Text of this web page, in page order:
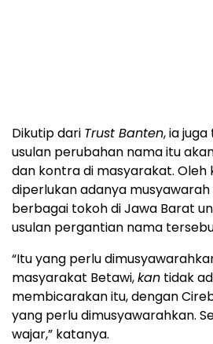
Dikutip dari Trust Banten, ia
usulan perubahan nama itu
dan kontra di masyarakat. Oleh
diperlukan adanya
berbagai tokoh di Jawa Barat
usulan pergantian nama
“Itu yang perlu
masyarakat Betawi,kan tidak
membicarakan itu, dengan
yang perlu dimusyawarahkan.
wajar,” katanya.